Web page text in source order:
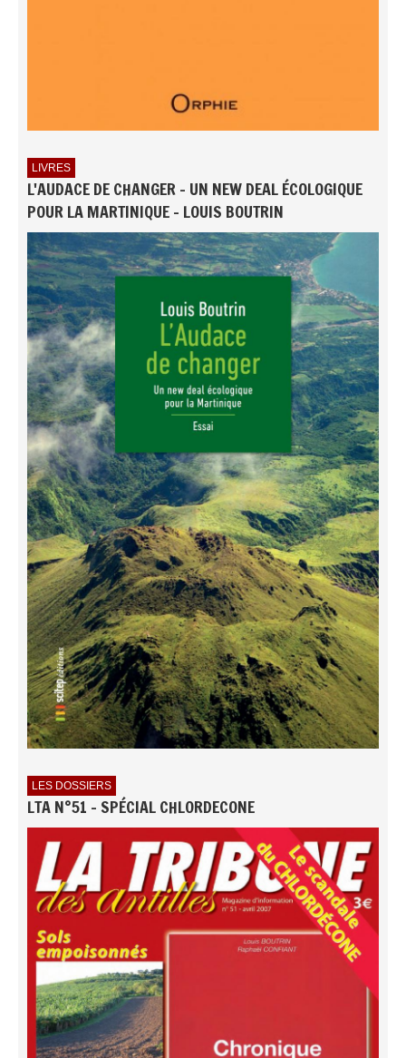
LIVRES
L'AUDACE DE CHANGER - UN NEW DEAL ÉCOLOGIQUE
POUR LA MARTINIQUE - LOUIS BOUTRIN
LES DOSSIERS
LTA N°51 - SPÉCIAL CHLORDECONE